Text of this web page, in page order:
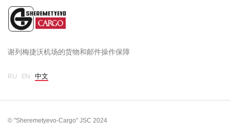
谢列梅捷沃机场的货物和邮件操作保障
RU EN 中文
© "Sheremetyevo-Cargo" JSC 2024